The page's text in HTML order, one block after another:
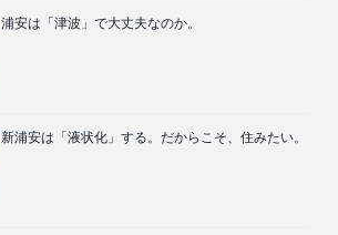
浦安は「津波」で大丈夫なのか。
新浦安は「液状化」する。だからこそ、住みたい。